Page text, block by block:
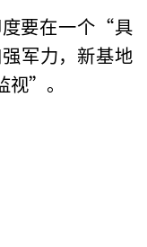
要在一个“具
军力，新基地
视”。